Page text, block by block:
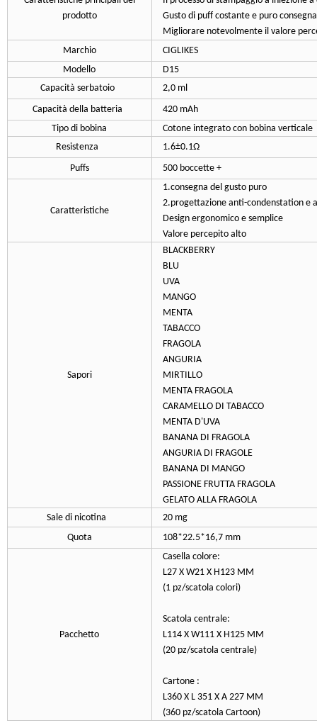
prodotto
Gusto di puff costante e puro
Migliorare notevolmente il valore
Marchio
CIGLIKES
Modello
D15
Capacità serbatoio
2,0 ml
Capacità della batteria
420 mAh
Tipo di bobina
Cotone integrato con bobina verticale
Resistenza
1.6±0.1Ω
Puffs
500 boccette +
Caratteristiche
1.consegna del gusto puro
2.progettazione anti-condenstation e
Design ergonomico e semplice
Valore percepito alto
Sapori
BLACKBERRY
BLU
UVA
MANGO
MENTA
TABACCO
FRAGOLA
ANGURIA
MIRTILLO
MENTA FRAGOLA
CARAMELLO DI TABACCO
MENTA D'UVA
BANANA DI FRAGOLA
ANGURIA DI FRAGOLE
BANANA DI MANGO
PASSIONE FRUTTA FRAGOLA
GELATO ALLA FRAGOLA
Sale di nicotina
20 mg
Quota
108*22.5*16,7 mm
Pacchetto
Casella colore:
L27 X W21 X H123 MM
(1 pz/scatola colori)
Scatola centrale:
L114 X W111 X H125 MM
(20 pz/scatola centrale)
Cartone :
L360 X L 351 X A 227 MM
(360 pz/scatola Cartoon)